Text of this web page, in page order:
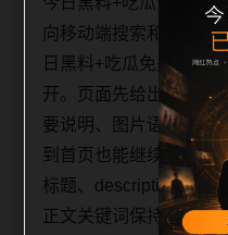
向移动端搜索和站内连
日黑料+吃瓜免费合集
开。页面先给出清晰主
要说明、图片语义和可
到首页也能继续浏览同
标题、description、
正文关键词保持一致，